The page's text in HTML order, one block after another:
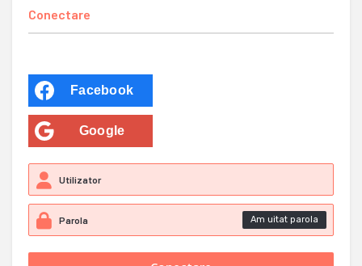
Conectare
Facebook
Google
Am uitat parola